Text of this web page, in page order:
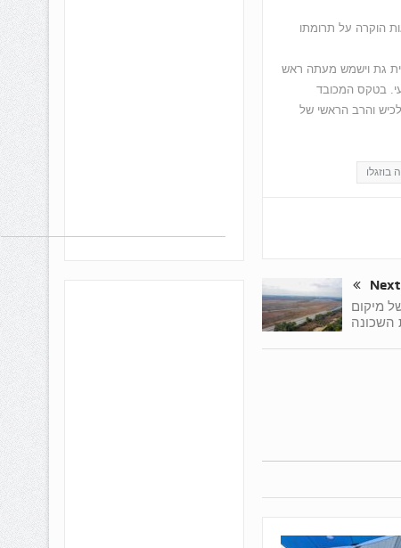
הוקרה על תרומתו
גת וישמש מעתה ראש
בטקס המכובד
והרב הראשי של
בוזגלו
Next
מיקום